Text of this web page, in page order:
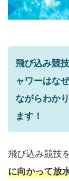
飛び込み競
ャワーはな
ながらわか
ます！
飛び込み競技
に向かって放